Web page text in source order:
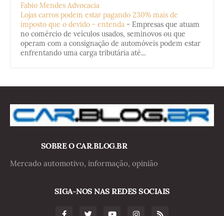
Fabio Mendes Advocacia
Lojas carros podem estar pagando 230% mais de
imposto que o devido - entenda - Empresas que atuam
no comércio de veículos usados, seminovos ou que
operam com a consignação de automóveis podem estar
enfrentando uma carga tributária até...
SOBRE O CAR.BLOG.BR
Mercado automotivo, informação, opinião
SIGA-NOS NAS REDES SOCIAIS